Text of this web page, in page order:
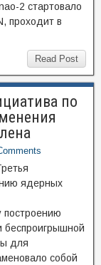
2 стартовало
проходит в
Read Post
по
ядерных
построению
беспроигрышной
для
собой